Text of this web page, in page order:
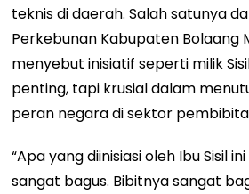
teknis di daerah. Salah satunya
Perkebunan Kabupaten Bolaang
menyebut inisiatif seperti milik
penting, tapi krusial dalam
peran negara di sektor
“Apa yang diinisiasi oleh Ibu Sisil
sangat bagus. Bibitnya sangat